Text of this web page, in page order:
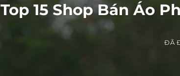
Top 15 Shop Bán Áo
ĐÃ